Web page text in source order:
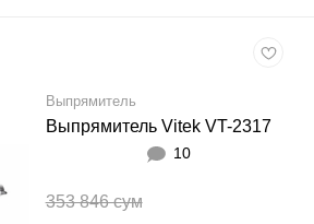
Выпрямитель
Выпрямитель Vitek VT-2317
10
353 846 сум